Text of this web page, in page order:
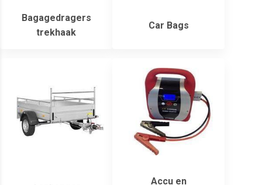
Bagagedragers
trekhaak
Car Bags
Accu en